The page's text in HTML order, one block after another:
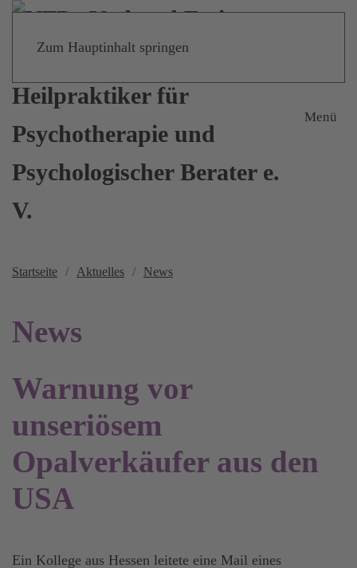
Zum Hauptinhalt springen
Menü
Startseite Aktuelles News
News
Warnung vor
unseriösem
Opalverkäufer aus den
USA
Ein Kollege aus Hessen leitete eine Mail eines